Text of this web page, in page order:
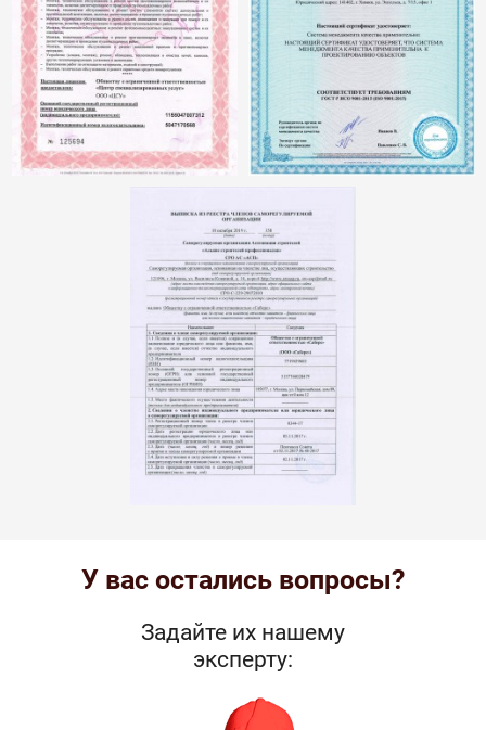
У вас остались вопросы?
Задайте их нашему
эксперту: